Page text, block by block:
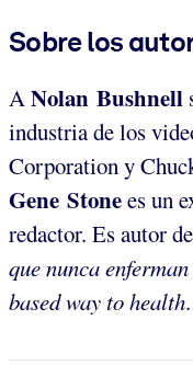
Sobre los
ANolan Bushnell
industria de los
Corporation y
Gene Stonees un
redactor. Es autor de
que nunca enferman
based way to health.